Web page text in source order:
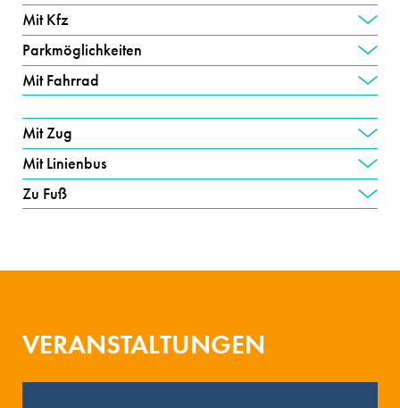
Mit Kfz
Parkmöglichkeiten
Mit Fahrrad
Mit Zug
Mit Linienbus
Zu Fuß
VERANSTALTUNGEN